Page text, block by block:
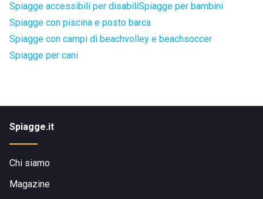
Spiagge accessibili per disabiliSpiagge per bambini
Spiagge con piscina e posto barca
Spiagge con campi di beachvolley e beachsoccer
Spiagge per cani
Spiagge.it
Chi siamo
Magazine